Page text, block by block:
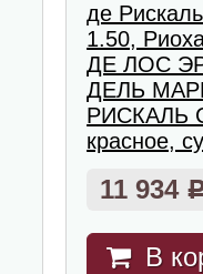
де
1.50,
ДЕ ЛОС
ДЕЛЬ
РИСКАЛЬ
красное,
11 934
В